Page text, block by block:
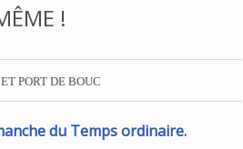
!
PORT DE BOUC